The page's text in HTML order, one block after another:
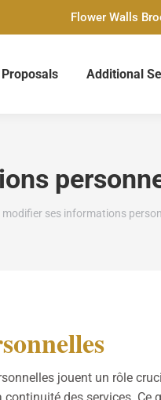
Flower Walls
Proposals Additional
modifier ses informations
jouent un rôle